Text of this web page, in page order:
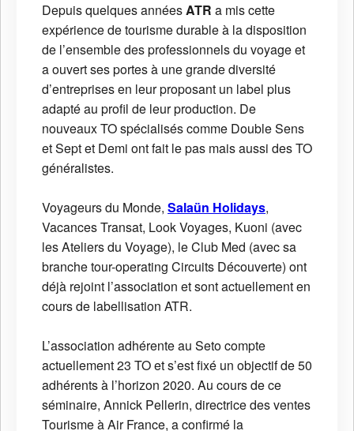
Depuis quelques annéesATR a mis cette
expérience de tourisme durable à la disposition
de l’ensemble des professionnels du voyage et
a ouvert ses portes à une grande diversité
d’entreprises en leur proposant un label plus
adapté au profil de leur production. De
nouveaux TO spécialisés comme Double Sens
et Sept et Demi ont fait le pas mais aussi des TO
généralistes.
Voyageurs du Monde, Salaün Holidays,
Vacances Transat, Look Voyages, Kuoni (avec
les Ateliers du Voyage), le Club Med (avec sa
branche tour-operating Circuits Découverte) ont
déjà rejoint l’association et sont actuellement en
cours de labellisation ATR.
L’association adhérente au Seto compte
actuellement 23 TO et s’est fixé un objectif de 50
adhérents à l’horizon 2020. Au cours de ce
séminaire, Annick Pellerin, directrice des ventes
Tourisme à Air France, a confirmé la